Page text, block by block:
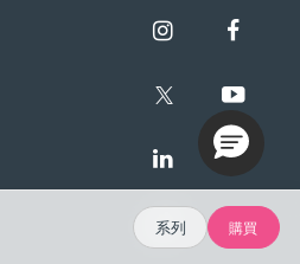
系列 購買